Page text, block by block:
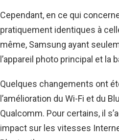
Cependant, en ce qui
pratiquement identiques à
même, Samsung ayant
l’appareil photo principal et la
Quelques changements ont
l’amélioration du Wi-Fi et du
Qualcomm. Pour certains, il
impact sur les vitesses